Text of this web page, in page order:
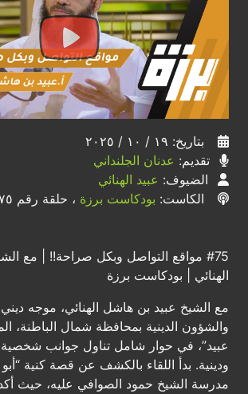
بتاريخ: ١٩ / ١٠ / ٢٠٢٥
تقديم: عدنان الجلنداني
الضيوف: عبيد الهنائي
الكاست: بودكاست برزة ، حلقة رقم ٧٥
#75 مواقع التواصل وبكل صراحة!! | مع
الهنائي | بودكاست برزة
مع الشيخ عبيد بن هاشل الهنائي، موجه ديني
والشؤون الدينية بمحافظة شمال الباطنة،
عبيد”، في حوار شامل تناول جوانب شخصية
ودينية. بدأ اللقاء بالكشف عن قصة كنية “أبو
مدرسة الشيخ حمود الصوافي عليه، حيث